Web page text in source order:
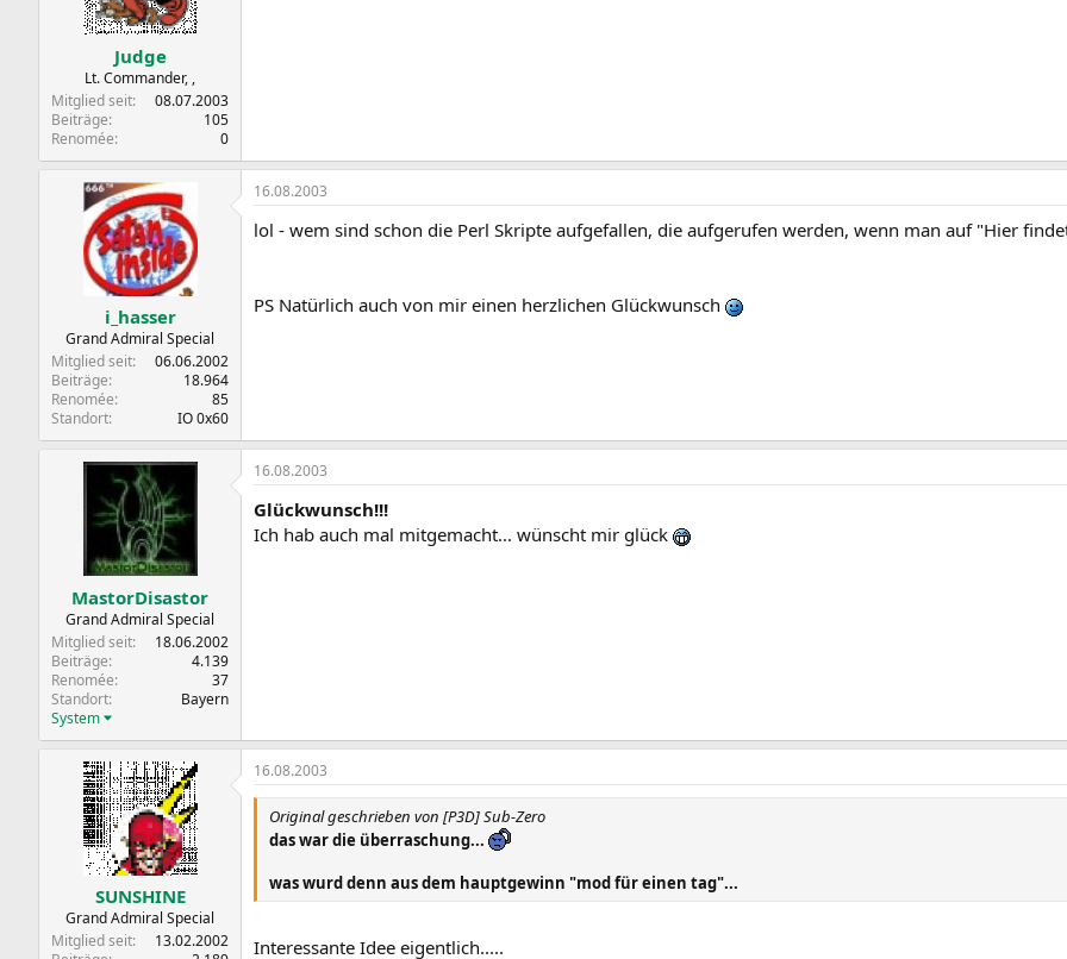
Judge
Lt. Commander, ,
Mitglied seit
08.07.2003
Beiträge
105
Renomée
0
i_hasser
Grand Admiral Special
Mitglied seit
06.06.2002
Beiträge
18.964
Renomée
85
Standort
IO 0x60
16.08.2003
lol - wem sind schon die Perl Skripte aufgefallen, die aufgerufen werden, wenn man auf "Hier
PS Natürlich auch von mir einen herzlichen Glückwunsch
MastorDisastor
Grand Admiral Special
Mitglied seit
18.06.2002
Beiträge
4.139
Renomée
37
Standort
Bayern
System
16.08.2003
Glückwunsch!!!
Ich hab auch mal mitgemacht... wünscht mir glück
SUNSHINE
Grand Admiral Special
Mitglied seit
13.02.2002
16.08.2003
Original geschrieben von [P3D] Sub-Zero
das war die überraschung...
was wurd denn aus dem hauptgewinn "mod für einen tag"...
Interessante Idee eigentlich.....